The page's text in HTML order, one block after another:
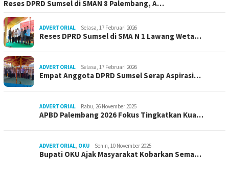
Reses DPRD Sumsel di SMAN 8 Palembang, A…
ADVERTORIAL Selasa, 17 Februari 2026
Reses DPRD Sumsel di SMA N 1 Lawang Weta…
ADVERTORIAL Selasa, 17 Februari 2026
Empat Anggota DPRD Sumsel Serap Aspirasi…
ADVERTORIAL Rabu, 26 November 2025
APBD Palembang 2026 Fokus Tingkatkan Kua…
ADVERTORIAL, OKU Senin, 10 November 2025
Bupati OKU Ajak Masyarakat Kobarkan Sema…